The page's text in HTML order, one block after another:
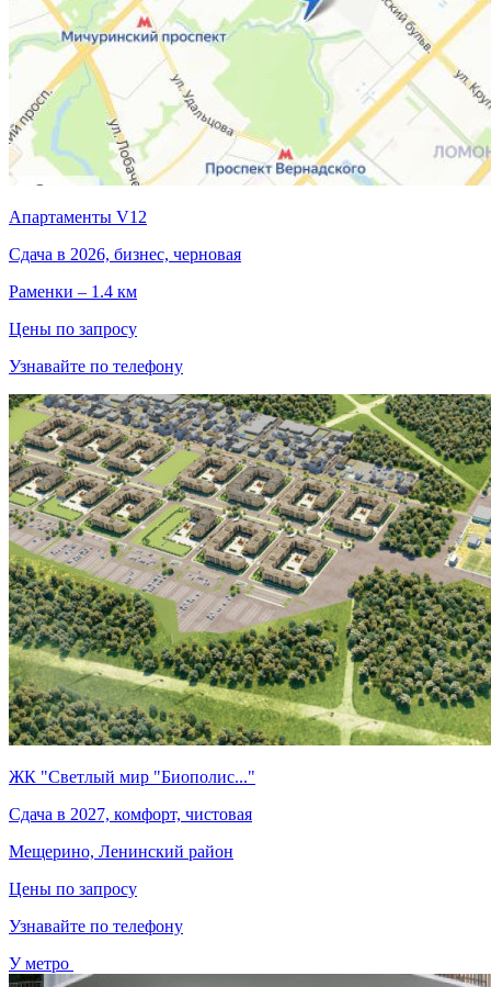
Апартаменты V12
Сдача в 2026, бизнес, черновая
Раменки – 1.4 км
Цены по запросу
Узнавайте по телефону
ЖК "Светлый мир "Биополис..."
Сдача в 2027, комфорт, чистовая
Мещерино, Ленинский район
Цены по запросу
Узнавайте по телефону
У метро